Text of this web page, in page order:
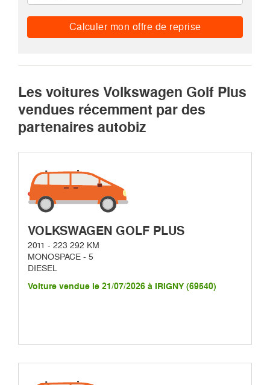
Calculer mon offre de reprise
Les voitures Volkswagen Golf Plus
vendues récemment par des
partenaires autobiz
VOLKSWAGEN GOLF PLUS
2011 - 223 292 KM
MONOSPACE - 5
DIESEL
Voiture vendue le 21/07/2026 à IRIGNY (69540)